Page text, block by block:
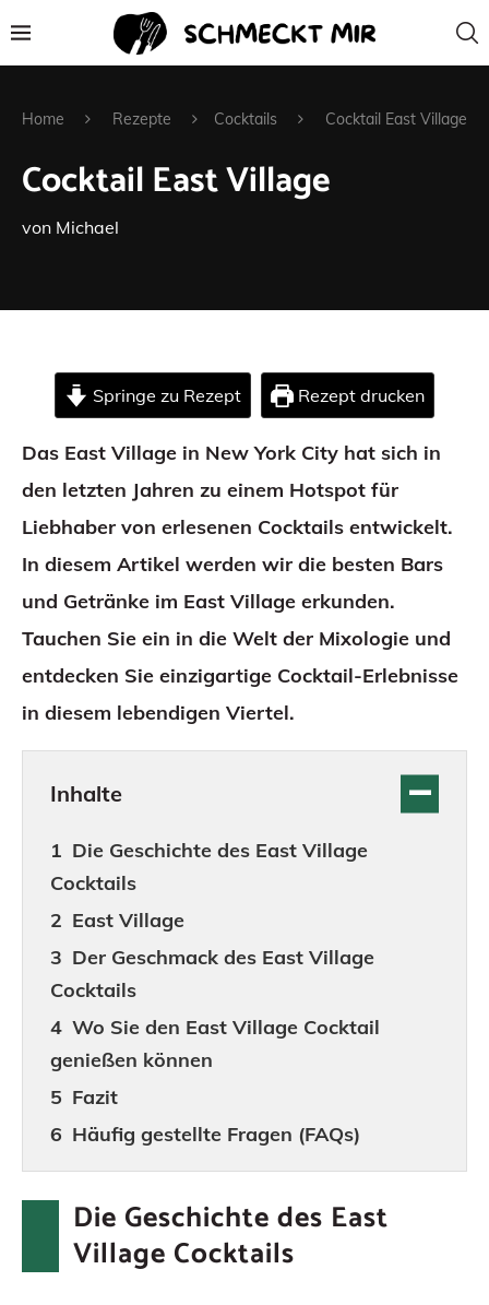
Home Rezepte Cocktails Cocktail East Village
Cocktail East Village
von Michael
Springe zu Rezept Rezept drucken
Das East Village in New York City hat sich in
den letzten Jahren zu einem Hotspot für
Liebhaber von erlesenen Cocktails entwickelt.
In diesem Artikel werden wir die besten Bars
und Getränke im East Village erkunden.
Tauchen Sie ein in die Welt der Mixologie und
entdecken Sie einzigartige Cocktail-Erlebnisse
in diesem lebendigen Viertel.
Inhalte
Die Geschichte des East Village
Cocktails
East Village
Der Geschmack des East Village
Cocktails
Wo Sie den East Village Cocktail
genießen können
Fazit
Häufig gestellte Fragen (FAQs)
Die Geschichte des East
Village Cocktails